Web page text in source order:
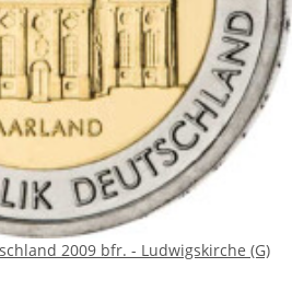
2009 bfr. - Ludwigskirche (G)